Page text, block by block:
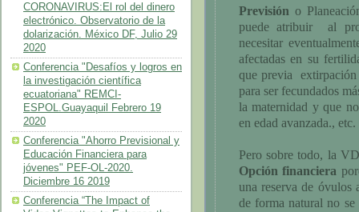
CORONAVIRUS:El rol del dinero
electrónico. Observatorio de la
dolarización. México DF, Julio 29
2020
Conferencia "Desafíos y logros en
la investigación científica
ecuatoriana" REMCI-
ESPOL.Guayaquil Febrero 19
2020
Conferencia "Ahorro Previsional y
Educación Financiera para
jóvenes" PEF-OL-2020.
Diciembre 16 2019
Conferencia “The Impact of
Previsión o
puede atribuir al
necesitar
afectadas en su
que previa extirpación
para ser fecundados
la maternidad y que
en edad avanzada., etc.
Pero sobre todo, la
Opción financiera
una reserva de óvulos
de forma natural no